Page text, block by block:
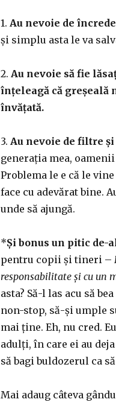
1. Au nevoie de
și simplu asta le va
2. Au nevoie să fie
înțeleagă că greșeală
învățată.
3. Au nevoie de filtre
generația mea,
Problema le e că le
face cu adevărat bine.
unde să ajungă.
*Și bonus un pitic de-
pentru copii și tineri –
responsabilitate și cu un
asta? Să-l las acu să
non-stop, să-și umple
mai ține. Eh, nu cred.
adulți, în care ei au
să bagi buldozerul ca
Mai adaug câteva